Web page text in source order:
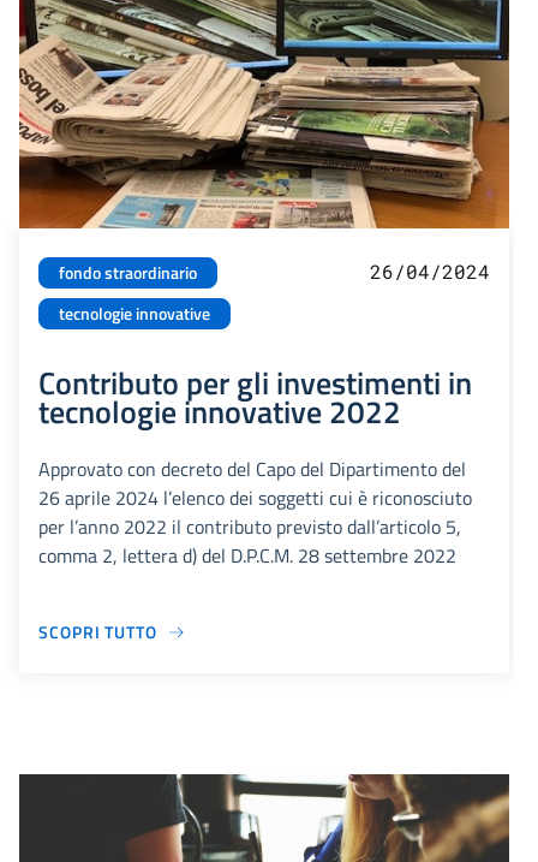
fondo straordinario
tecnologie innovative
26/04/2024
Contributo per gli investimenti in
tecnologie innovative 2022
Approvato con decreto del Capo del Dipartimento del
26 aprile 2024 l’elenco dei soggetti cui è riconosciuto
per l’anno 2022 il contributo previsto dall’articolo 5,
comma 2, lettera d) del D.P.C.M. 28 settembre 2022
SCOPRI TUTTO